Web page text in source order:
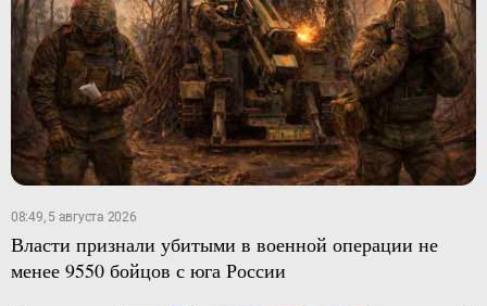
08:49, 5 августа 2026
Власти признали убитыми в военной операции не
менее 9550 бойцов с юга России